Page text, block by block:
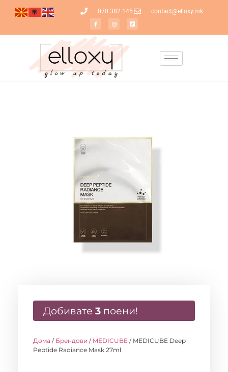
070 382 145 contact@elloxy.mk
Добивате 3 поени!
Дома / Брендови / MEDICUBE / MEDICUBE Deep
Peptide Radiance Mask 27ml